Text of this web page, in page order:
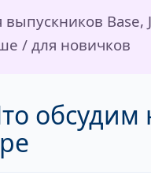
выпускников Base,
/ для новичков
обсудим